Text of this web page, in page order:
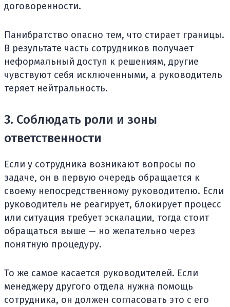
договоренности.
Панибратство опасно тем, что стирает границы.
В результате часть сотрудников получает
неформальный доступ к решениям, другие
чувствуют себя исключенными, а руководитель
теряет нейтральность.
3. Соблюдать роли и зоны
ответственности
Если у сотрудника возникают вопросы по
задаче, он в первую очередь обращается к
своему непосредственному руководителю. Если
руководитель не реагирует, блокирует процесс
или ситуация требует эскалации, тогда стоит
обращаться выше — но желательно через
понятную процедуру.
То же самое касается руководителей. Если
менеджеру другого отдела нужна помощь
сотрудника, он должен согласовать это с его